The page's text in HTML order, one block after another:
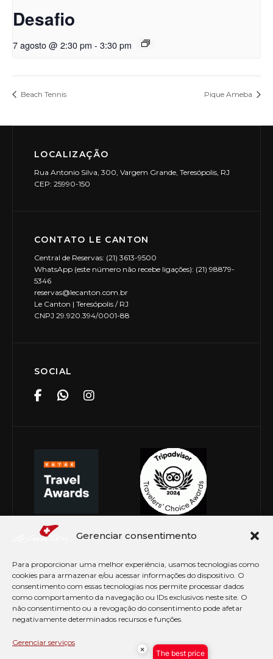
Gerenciar consentimento
Para proporcionar uma melhor experiência, usamos tecnologias como
cookies para armazenar e/ou acessar informações do dispositivo. O
consentimento com essas tecnologias nos permite processar dados
como comportamento da navegação ou IDs exclusivos neste site. O
não consentimento ou a revogação do consentimento pode afetar
negativamente determinados recursos e funções.
Gerenciar serviços
Desafio
7 agosto @ 2:30 pm - 3:30 pm
Beach Tennis Pique Ameba
LOCALIZAÇÃO
Rua Antonio Silva, 300, Vargem Grande, Teresópolis, RJ
CEP: 25990-150
CONTATO LE CANTON
Central de Reservas: (21) 3613-9500
WhatsApp (este número não recebe ligações): (21) 98879-
5346
reservas@lecanton.com.br
Le Canton | Teresópolis / RJ
CNPJ 29.920.394/0001-88
SOCIAL
© Copyright 2026 Le Canton. Todos os direitos
× The best price